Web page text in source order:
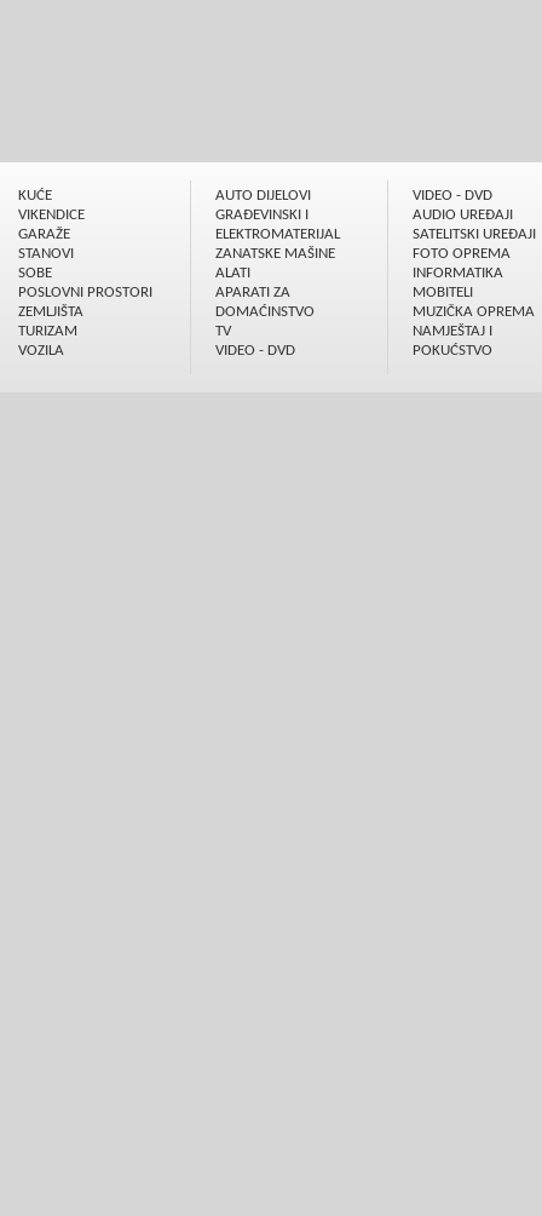
KUĆE
VIKENDICE
GARAŽE
STANOVI
SOBE
POSLOVNI PROSTORI
ZEMLJIŠTA
TURIZAM
VOZILA
AUTO DIJELOVI
GRAÐEVINSKI I
ELEKTROMATERIJAL
ZANATSKE MAŠINE
ALATI
APARATI ZA
DOMAĆINSTVO
TV
VIDEO - DVD
VIDEO - DVD
AUDIO UREÐAJI
SATELITSKI UREÐAJI
FOTO OPREMA
INFORMATIKA
MOBITELI
MUZIČKA OPREMA
NAMJEŠTAJ I
POKUĆSTVO